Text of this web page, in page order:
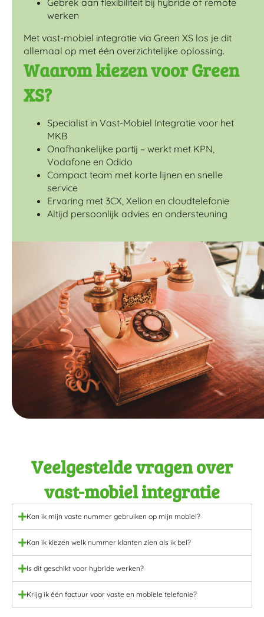
werken
Met vast-mobiel integratie via Green XS los je dit
allemaal op met één overzichtelijke oplossing.
Waarom kiezen voor Green
XS?
Specialist in Vast-Mobiel Integratie voor het
MKB
Onafhankelijke partij – werkt met KPN,
Vodafone en Odido
Compact team met korte lijnen en snelle
service
Ervaring met 3CX, Xelion en cloudtelefonie
Altijd persoonlijk advies en ondersteuning
Veelgestelde vragen over
vast-mobiel integratie
Kan ik mijn vaste nummer gebruiken op mijn mobiel?
Kan ik kiezen welk nummer klanten zien als ik bel?
Is dit geschikt voor hybride werken?
Krijg ik één factuur voor vaste en mobiele telefonie?